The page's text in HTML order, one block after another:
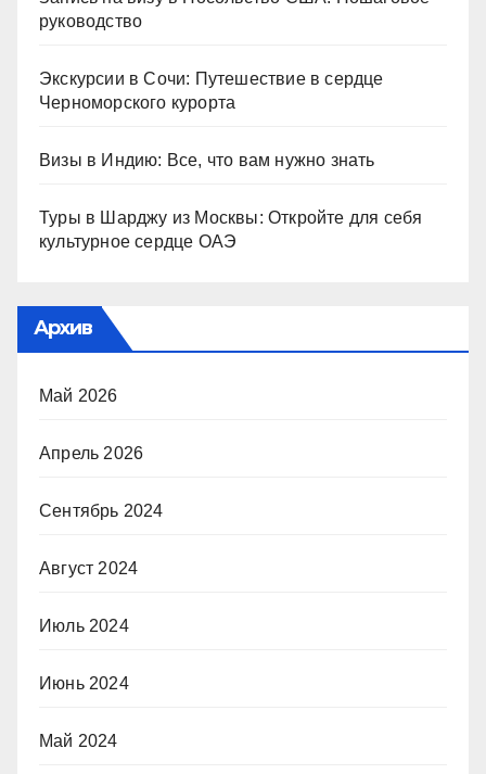
руководство
Экскурсии в Сочи: Путешествие в сердце
Черноморского курорта
Визы в Индию: Все, что вам нужно знать
Туры в Шарджу из Москвы: Откройте для себя
культурное сердце ОАЭ
Архив
Май 2026
Апрель 2026
Сентябрь 2024
Август 2024
Июль 2024
Июнь 2024
Май 2024